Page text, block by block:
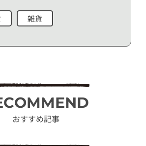
雑貨
おすすめ記事